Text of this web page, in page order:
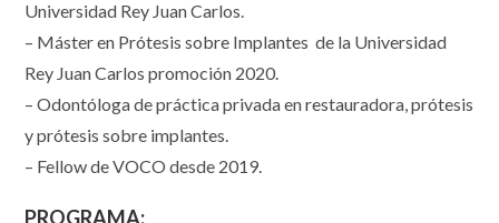
Universidad Rey Juan Carlos.
– Máster en Prótesis sobre Implantes de la Universidad
Rey Juan Carlos promoción 2020.
– Odontóloga de práctica privada en restauradora, prótesis
y prótesis sobre implantes.
– Fellow de VOCO desde 2019.
PROGRAMA: